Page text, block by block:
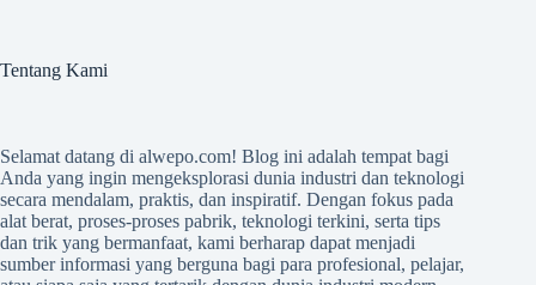
Tentang Kami
Selamat datang di alwepo.com! Blog ini adalah tempat bagi
Anda yang ingin mengeksplorasi dunia industri dan teknologi
secara mendalam, praktis, dan inspiratif. Dengan fokus pada
alat berat, proses-proses pabrik, teknologi terkini, serta tips
dan trik yang bermanfaat, kami berharap dapat menjadi
sumber informasi yang berguna bagi para profesional, pelajar,